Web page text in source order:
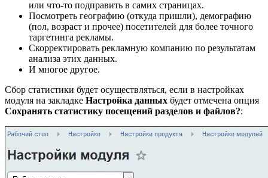
или что-то подправить в самих страницах.
Посмотреть географию (откуда пришли), демографию
(пол, возраст и прочее) посетителей для более точного
таргетинга рекламы.
Скорректировать рекламную компанию по результатам
анализа этих данных.
И многое другое.
Сбор статистики будет осуществляться, если в настройках
модуля на закладке Настройка данных будет отмечена опция
Сохранять статистику посещений разделов и файлов?: